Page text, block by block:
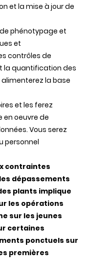
et la mise à jour de
phénotypage et
et
contrôles de
la quantification des
la base
et les ferez
en oeuvre de
Vous serez
personnel
contraintes
dépassements
plants implique
les opérations
sur les jeunes
certaines
ponctuels sur
premières